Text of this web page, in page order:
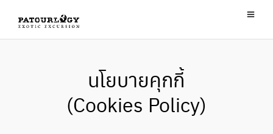
นโยบายคุกกี้
(Cookies Policy)